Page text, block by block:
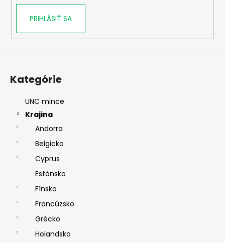
PRIHLÁSIŤ SA
Kategórie
UNC mince
Krajina
Andorra
Belgicko
Cyprus
Estónsko
Fínsko
Francúzsko
Grécko
Holandsko